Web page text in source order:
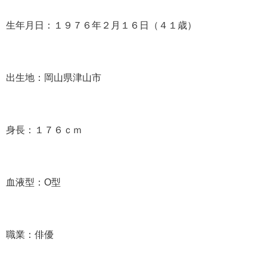
生年月日：１９７６年２月１６日（４１歳）
出生地：岡山県津山市
身長：１７６ｃｍ
血液型：O型
職業：俳優